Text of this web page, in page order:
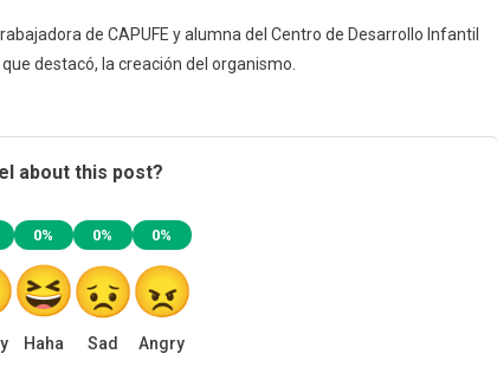
de CAPUFE y alumna del Centro de Desarrollo Infantil
destacó, la creación del organismo.
about this post?
0%
Haha
0%
Sad
0%
Angry